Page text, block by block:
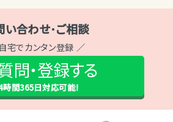
い合わせ･ご相談
宅でカンタン登録 ／
問・登録する
時間365日対応可能!